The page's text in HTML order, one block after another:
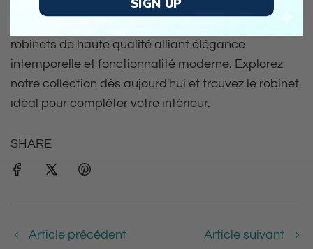
aujourd'hui. Chez Utility-Sink.com, nous célébrons
robinets de haute qualité alliant élégance
intemporelle et fonctionnalité moderne. Explorez
notre collection dès aujourd'hui et trouvez le robinet
idéal pour compléter votre intérieur.
SHARE
Article précédent Article suivant
SIGN UP